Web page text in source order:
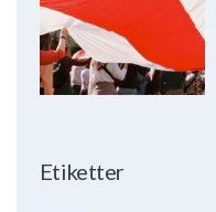
Etiketter